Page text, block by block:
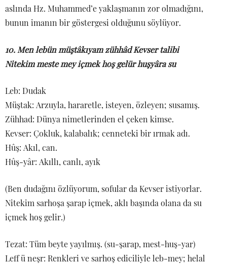
aslında Hz. Muhammed’e yaklaşmanın zor olmadığını,
bunun imanın bir göstergesi olduğunu söylüyor.
10. Men lebün müştâkıyam zühhâd Kevser talibi
Nitekim meste mey içmek hoş gelür huşyâra su
Leb: Dudak
Müştak: Arzuyla, hararetle, isteyen, özleyen; susamış.
Zühhad: Dünya nimetlerinden el çeken kimse.
Kevser: Çokluk, kalabalık; cenneteki bir ırmak adı.
Hûş: Akıl, can.
Hûş-yâr: Akıllı, canlı, ayık
(Ben dudağını özlüyorum, sofular da Kevser istiyorlar.
Nitekim sarhoşa şarap içmek, aklı başında olana da su
içmek hoş gelir.)
Tezat: Tüm beyte yayılmış. (su-şarap, mest-huş-yar)
Leff ü neşr: Renkleri ve sarhoş ediciliyle leb-mey; helal